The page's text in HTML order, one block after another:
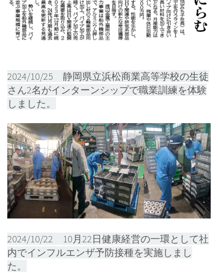
2024/10/25 静岡県立浜松商業高等学校の生徒
さん2名がインターンシップで職業訓練を体験
しました。
2024/10/22 10月22日健康経営の一環として社
内でインフルエンザ予防接種を実施しまし
た。